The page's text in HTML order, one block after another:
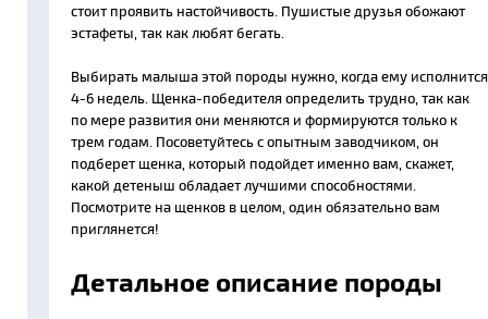
стоит проявить настойчивость. Пушистые друзья обожают
эстафеты, так как любят бегать.
Выбирать малыша этой породы нужно, когда ему исполнится
4-6 недель. Щенка-победителя определить трудно, так как
по мере развития они меняются и формируются только к
трем годам. Посоветуйтесь с опытным заводчиком, он
подберет щенка, который подойдет именно вам, скажет,
какой детеныш обладает лучшими способностями.
Посмотрите на щенков в целом, один обязательно вам
приглянется!
Детальное описание породы